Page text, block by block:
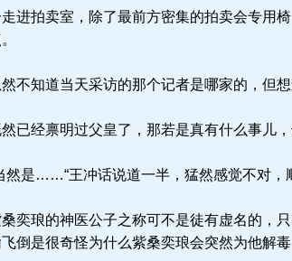
进拍卖室，除了最前方密集的拍卖会专用
不知道当天采访的那个记者是哪家的，但想
已经禀明过父皇了，那若是真有什么事儿，
然是……“王冲话说道一半，猛然感觉不对，
奕琅的神医公子之称可不是徒有虚名的，
倒是很奇怪为什么紫桑奕琅会突然为他解